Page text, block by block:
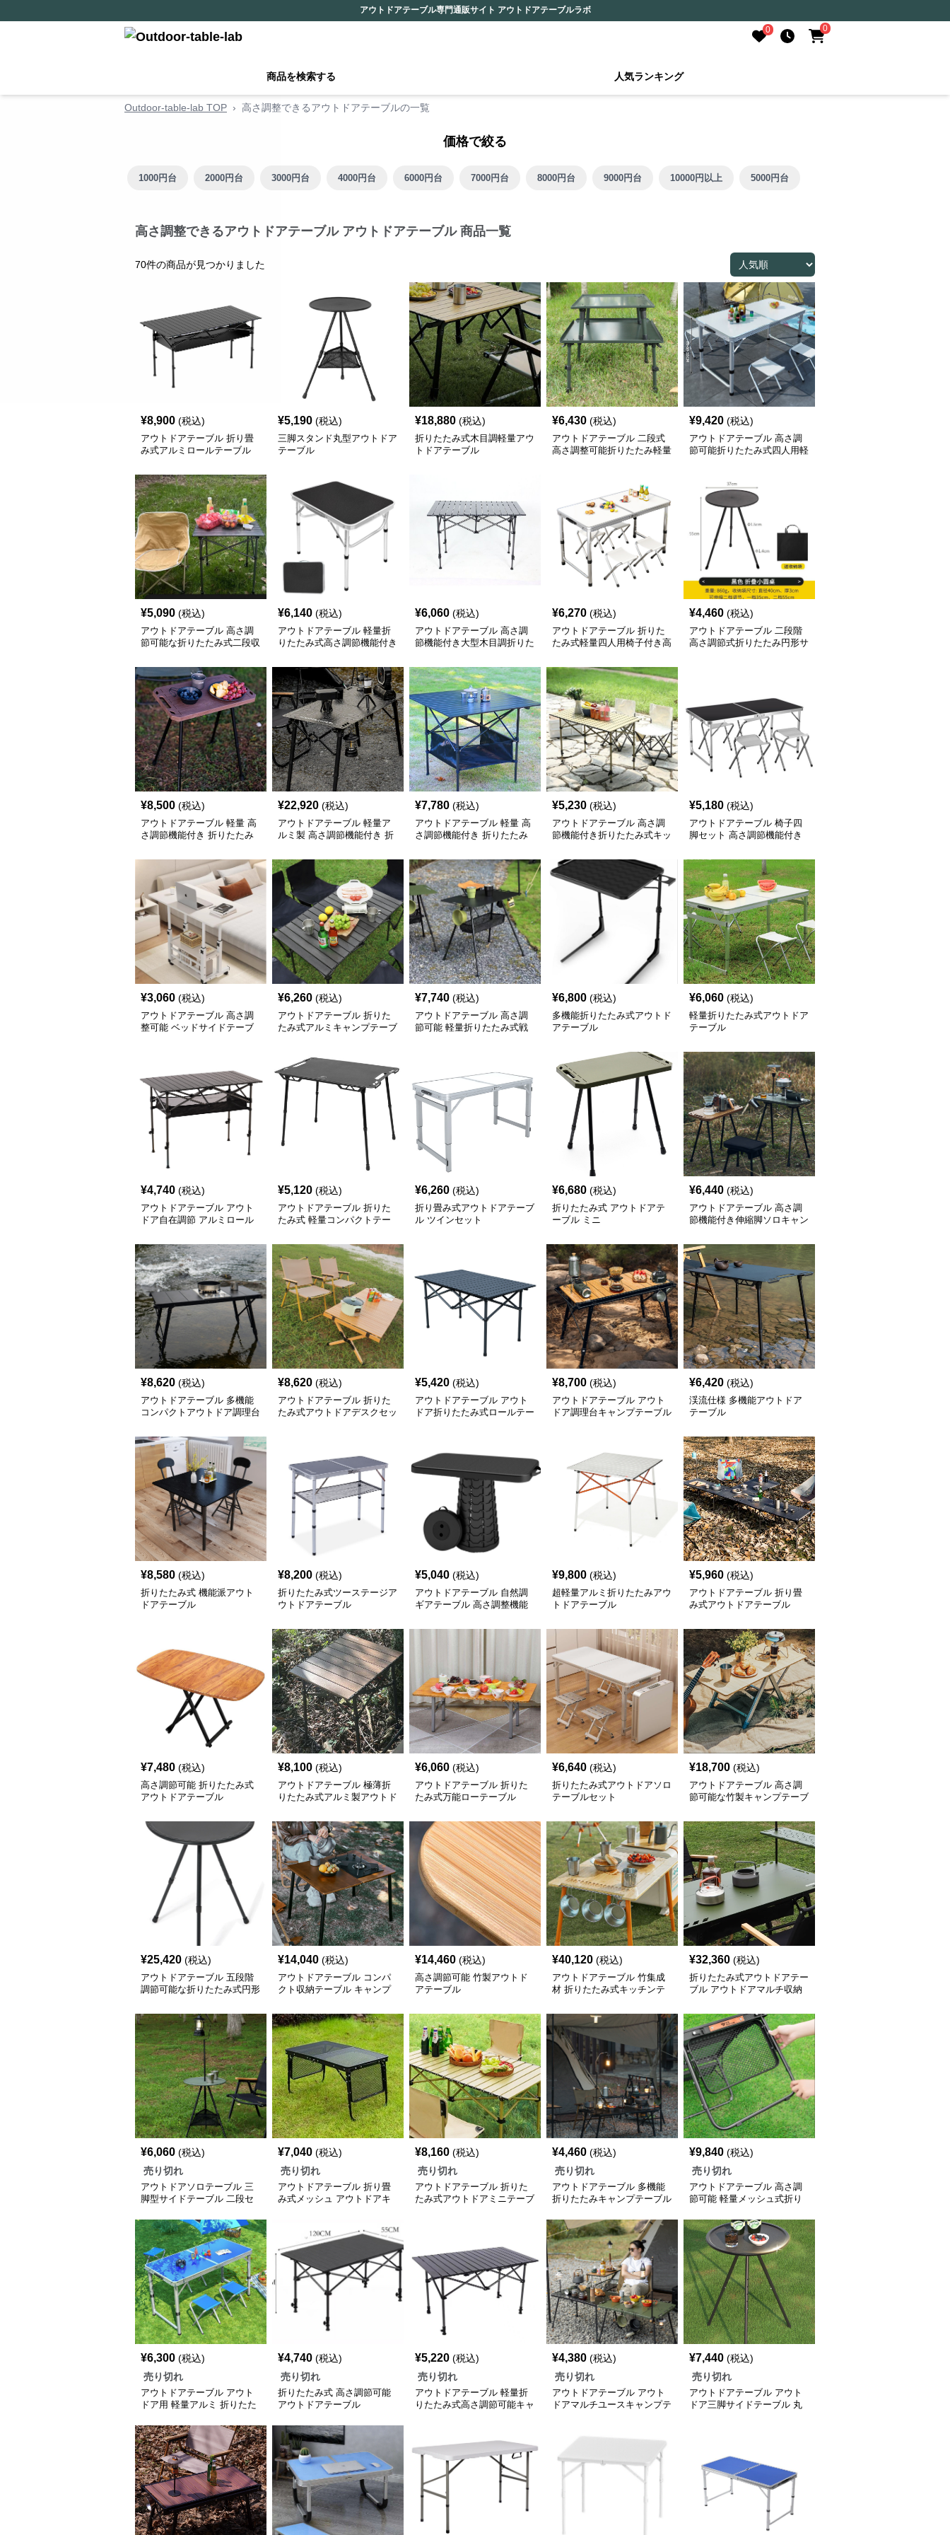
アウトドアテーブル専門通販サイト アウトドアテーブルラボ
0
0
商品を検索する 人気ランキング
×
期間限定! 10%OFFクーポンです
コー
クーポンを取得する
Outdoor-table-lab TOP › 高さ調整できるアウトドアテーブルの一覧
価格で絞る
1000円台 2000円台 3000円台 4000円台 6000円台 7000円台 8000円台 9000円台 10000円以上 5000円台
高さ調整できるアウトドアテーブル アウトドアテーブル 商品一覧
70件の商品が見つかりました
¥8,900 (税込)
アウトドアテーブル 折り畳
み式アルミロールテーブル
¥5,190 (税込)
三脚スタンド丸型アウトドア
テーブル
¥18,880 (税込)
折りたたみ式木目調軽量アウ
トドアテーブル
¥6,430 (税込)
アウトドアテーブル 二段式
高さ調整可能折りたたみ軽量
¥9,420 (税込)
アウトドアテーブル 高さ調
節可能折りたたみ式四人用軽
¥5,090 (税込)
アウトドアテーブル 高さ調
節可能な折りたたみ式二段収
¥6,140 (税込)
アウトドアテーブル 軽量折
りたたみ式高さ調節機能付き
¥6,060 (税込)
アウトドアテーブル 高さ調
節機能付き大型木目調折りた
¥6,270 (税込)
アウトドアテーブル 折りた
たみ式軽量四人用椅子付き高
ト
¥4,460 (税込)
アウトドアテーブル 二段階
高さ調節式折りたたみ円形サ
¥8,500 (税込)
アウトドアテーブル 軽量 高
さ調節機能付き 折りたたみ
¥22,920 (税込)
アウトドアテーブル 軽量ア
ルミ製 高さ調節機能付き 折
¥7,780 (税込)
アウトドアテーブル 軽量 高
さ調節機能付き 折りたたみ
¥5,230 (税込)
アウトドアテーブル 高さ調
節機能付き折りたたみ式キッ
¥5,180 (税込)
アウトドアテーブル 椅子四
脚セット 高さ調節機能付き
¥3,060 (税込)
アウトドアテーブル 高さ調
整可能 ベッドサイドテーブ
¥6,260 (税込)
アウトドアテーブル 折りた
たみ式アルミキャンプテーブ
¥7,740 (税込)
アウトドアテーブル 高さ調
節可能 軽量折りたたみ式戦
¥6,800 (税込)
多機能折りたたみ式アウトド
アテーブル
¥6,060 (税込)
軽量折りたたみ式アウトドア
テーブル
¥4,740 (税込)
アウトドアテーブル アウト
ドア自在調節 アルミロール
¥5,120 (税込)
アウトドアテーブル 折りた
たみ式 軽量コンパクトテー
¥6,260 (税込)
折り畳み式アウトドアテーブ
ル ツインセット
¥6,680 (税込)
折りたたみ式 アウトドアテ
ーブル ミニ
¥6,440 (税込)
アウトドアテーブル 高さ調
節機能付き伸縮脚ソロキャン
¥8,620 (税込)
アウトドアテーブル 多機能
コンパクトアウトドア調理台
¥8,620 (税込)
アウトドアテーブル 折りた
たみ式アウトドアデスクセッ
¥5,420 (税込)
アウトドアテーブル アウト
ドア折りたたみ式ロールテー
¥8,700 (税込)
アウトドアテーブル アウト
ドア調理台キャンプテーブル
¥6,420 (税込)
渓流仕様 多機能アウトドア
テーブル
¥8,580 (税込)
折りたたみ式 機能派アウト
ドアテーブル
¥8,200 (税込)
折りたたみ式ツーステージア
ウトドアテーブル
¥5,040 (税込)
アウトドアテーブル 自然調
ギアテーブル 高さ調整機能
¥9,800 (税込)
超軽量アルミ折りたたみアウ
トドアテーブル
¥5,960 (税込)
アウトドアテーブル 折り畳
み式アウトドアテーブル
¥7,480 (税込)
高さ調節可能 折りたたみ式
アウトドアテーブル
¥8,100 (税込)
アウトドアテーブル 極薄折
りたたみ式アルミ製アウトド
¥6,060 (税込)
アウトドアテーブル 折りた
たみ式万能ローテーブル
¥6,640 (税込)
折りたたみ式アウトドアソロ
テーブルセット
¥18,700 (税込)
アウトドアテーブル 高さ調
節可能な竹製キャンプテーブ
¥25,420 (税込)
アウトドアテーブル 五段階
調節可能な折りたたみ式円形
¥14,040 (税込)
アウトドアテーブル コンパ
クト収納テーブル キャンプ
¥14,460 (税込)
高さ調節可能 竹製アウトド
アテーブル
¥40,120 (税込)
アウトドアテーブル 竹集成
材 折りたたみ式キッチンテ
¥32,360 (税込)
折りたたみ式アウトドアテー
ブル アウトドアマルチ収納
¥6,060 (税込)
売り切れ
アウトドアソロテーブル 三
脚型サイドテーブル 二段セ
¥7,040 (税込)
売り切れ
アウトドアテーブル 折り畳
み式メッシュ アウトドアキ
¥8,160 (税込)
売り切れ
アウトドアテーブル 折りた
たみ式アウトドアミニテーブ
¥4,460 (税込)
売り切れ
アウトドアテーブル 多機能
折りたたみキャンプテーブル
¥9,840 (税込)
売り切れ
アウトドアテーブル 高さ調
節可能 軽量メッシュ式折り
¥6,300 (税込)
売り切れ
アウトドアテーブル アウト
ドア用 軽量アルミ 折りたた
¥4,740 (税込)
売り切れ
折りたたみ式 高さ調節可能
アウトドアテーブル
¥5,220 (税込)
売り切れ
アウトドアテーブル 軽量折
りたたみ式高さ調節可能キャ
¥4,380 (税込)
売り切れ
アウトドアテーブル アウト
ドアマルチユースキャンプテ
¥7,440 (税込)
売り切れ
アウトドアテーブル アウト
ドア三脚サイドテーブル 丸